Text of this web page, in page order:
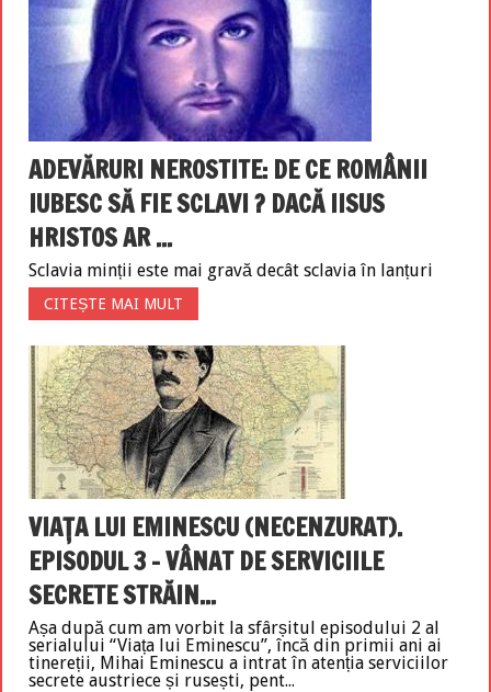
ADEVĂRURI NEROSTITE: DE CE ROMÂNII
IUBESC SĂ FIE SCLAVI ? DACĂ IISUS
HRISTOS AR ...
Sclavia minții este mai gravă decât sclavia în lanțuri
CITEȘTE MAI MULT
VIAȚA LUI EMINESCU (NECENZURAT).
EPISODUL 3 – VÂNAT DE SERVICIILE
SECRETE STRĂIN...
Așa după cum am vorbit la sfârșitul episodului 2 al
serialului “Viața lui Eminescu”, încă din primii ani ai
tinereții, Mihai Eminescu a intrat în atenția serviciilor
secrete austriece și rusești, pent...